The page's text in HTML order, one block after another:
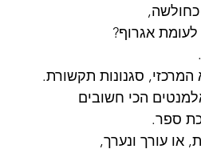
לעומת אגרוף?
המרכזי, סגנונות תקשורת.
הכי חשובים
ספר.
או עורך ונערך,